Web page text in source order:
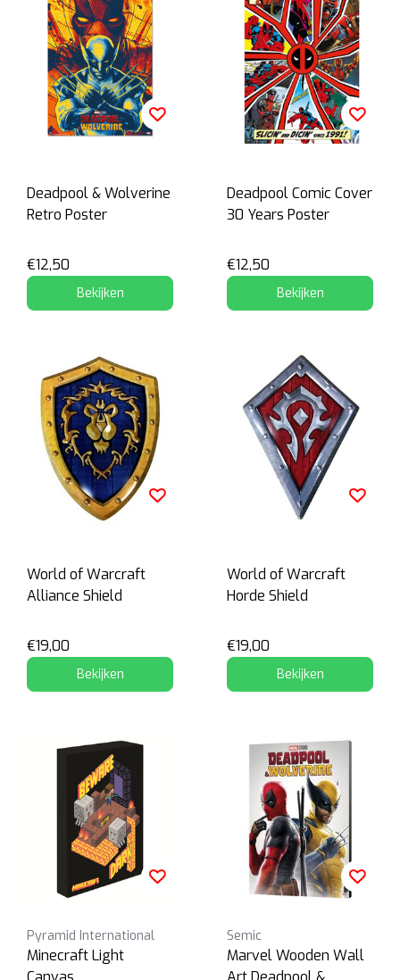
Deadpool & Wolverine
Retro Poster
€12,50
Bekijken
Deadpool Comic Cover
30 Years Poster
€12,50
Bekijken
World of Warcraft
Alliance Shield
€19,00
Bekijken
World of Warcraft
Horde Shield
€19,00
Bekijken
Pyramid International
Minecraft Light
Semic
Marvel Wooden Wall